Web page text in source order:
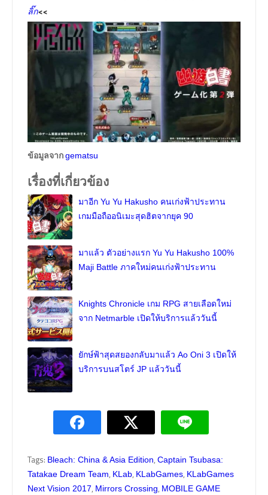
ลิ๊ก<<
ข้อมูลจากgematsu
เรื่องที่เกี่ยวข้อง
มาอีก Yu Yu Hakusho คนเก่งฟ้าประทาน
เกมมือถืออนิเมะสุดฮิตจากยุค 90
มาแล้ว ตัวอย่างแรก Yu Yu Hakusho 100%
Maji Battle ภาคใหม่คนเก่งฟ้าประทาน
Knights Chronicle เกม RPG สายเลือดใหม่
จาก Netmarble เปิดให้บริการแล้ววันนี้
ยักษ์ฟ้าสุดสยองกลับมาแล้ว Ao Oni 3 เปิดให้
บริการบนสโตร์ JP แล้ววันนี้
Tags: Bleach: China & Asia Edition, Captain Tsubasa:
Tatakae Dream Team, KLab, KLabGames, KLabGames
Next Vision 2017, Mirrors Crossing, MOBILE GAME